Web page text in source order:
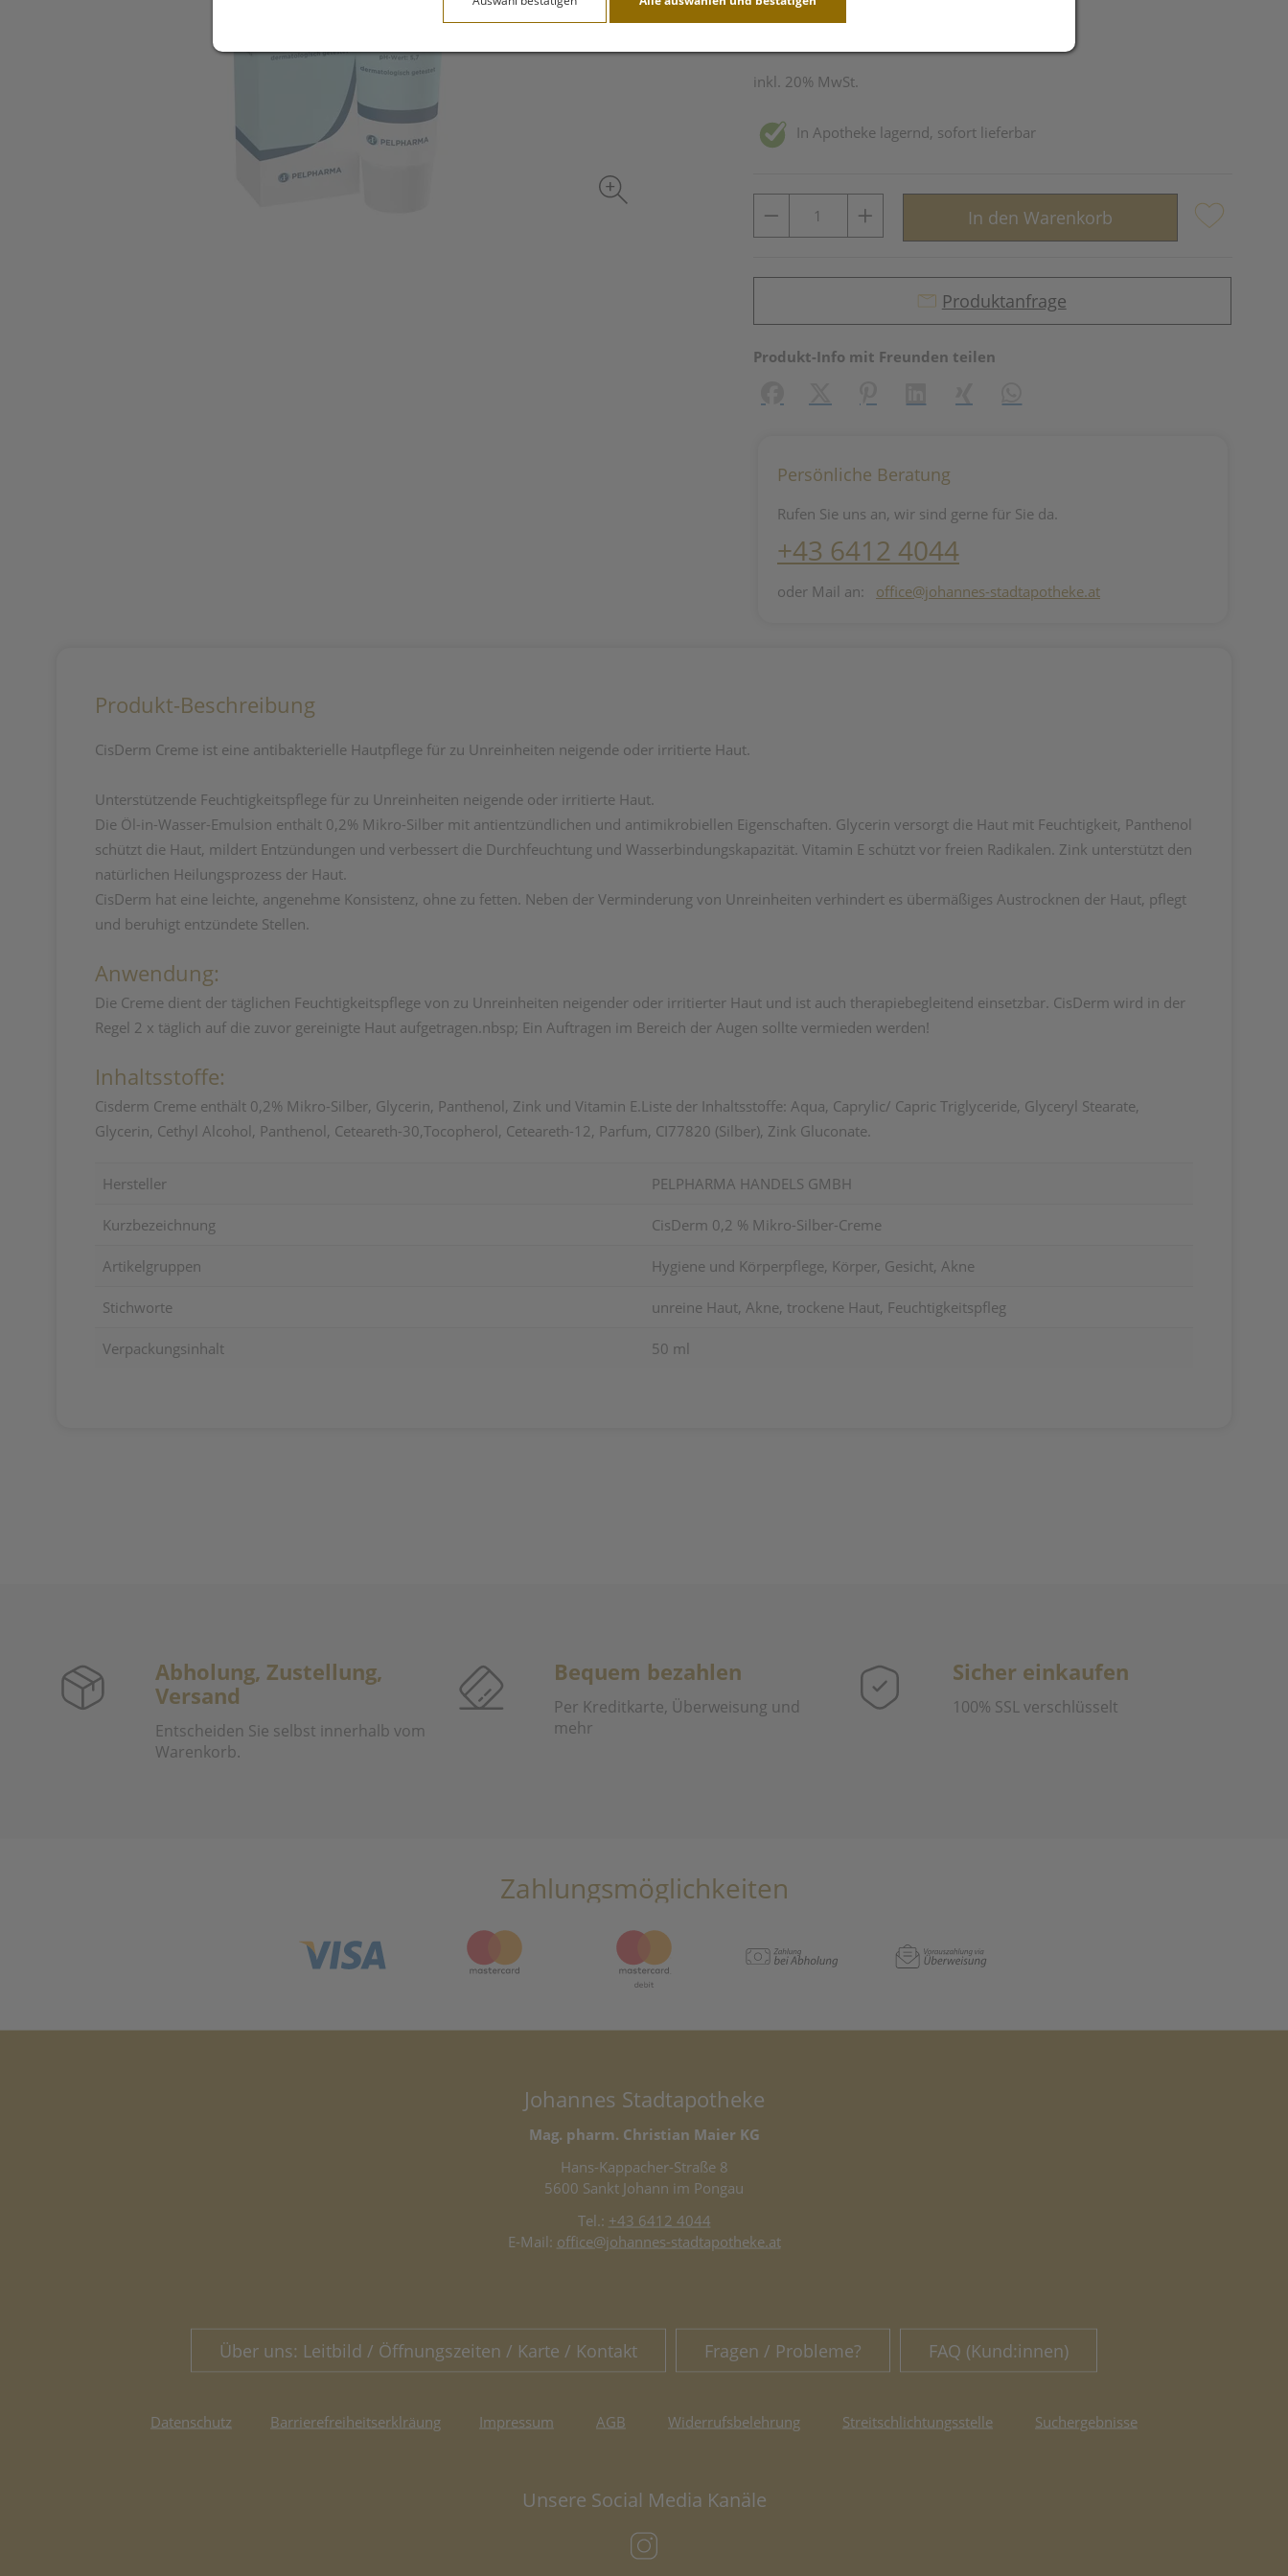
inkl. 20% MwSt.
In Apotheke lagernd, sofort lieferbar
In den Warenkorb
Produktanfrage
Produkt-Info mit Freunden teilen
Persönliche Beratung
Rufen Sie uns an, wir sind gerne für Sie da.
+43 6412 4044
oder Mail an: office@johannes-stadtapotheke.at
Produkt-Beschreibung
CisDerm Creme ist eine antibakterielle Hautpflege für zu Unreinheiten neigende oder irritierte Haut.
Unterstützende Feuchtigkeitspflege für zu Unreinheiten neigende oder irritierte Haut.
Die Öl-in-Wasser-Emulsion enthält 0,2% Mikro-Silber mit antientzündlichen und antimikrobiellen Eigenschaften. Glycerin versorgt die Haut mit Feuchtigkeit, Panthenol
schützt die Haut, mildert Entzündungen und verbessert die Durchfeuchtung und Wasserbindungskapazität. Vitamin E schützt vor freien Radikalen. Zink unterstützt den
natürlichen Heilungsprozess der Haut.
CisDerm hat eine leichte, angenehme Konsistenz, ohne zu fetten. Neben der Verminderung von Unreinheiten verhindert es übermäßiges Austrocknen der Haut, pflegt
und beruhigt entzündete Stellen.
Anwendung:
Die Creme dient der täglichen Feuchtigkeitspflege von zu Unreinheiten neigender oder irritierter Haut und ist auch therapiebegleitend einsetzbar. CisDerm wird in der
Regel 2 x täglich auf die zuvor gereinigte Haut aufgetragen.nbsp; Ein Auftragen im Bereich der Augen sollte vermieden werden!
Inhaltsstoffe:
Cisderm Creme enthält 0,2% Mikro-Silber, Glycerin, Panthenol, Zink und Vitamin E.Liste der Inhaltsstoffe: Aqua, Caprylic/ Capric Triglyceride, Glyceryl Stearate,
Glycerin, Cethyl Alcohol, Panthenol, Ceteareth-30,Tocopherol, Ceteareth-12, Parfum, CI77820 (Silber), Zink Gluconate.
Hersteller PELPHARMA HANDELS GMBH
Kurzbezeichnung CisDerm 0,2 % Mikro-Silber-Creme
Artikelgruppen Hygiene und Körperpflege, Körper, Gesicht, Akne
Stichworte unreine Haut, Akne, trockene Haut, Feuchtigkeitspfleg
Verpackungsinhalt 50 ml
Abholung, Zustellung,
Versand
Entscheiden Sie selbst innerhalb vom
Warenkorb.
Bequem bezahlen
Per Kreditkarte, Überweisung und
mehr
Sicher einkaufen
100% SSL verschlüsselt
Zahlungsmöglichkeiten
Johannes Stadtapotheke
Mag. pharm. Christian Maier KG
Hans-Kappacher-Straße 8
5600 Sankt Johann im Pongau
Tel.: +43 6412 4044
E-Mail: office@johannes-stadtapotheke.at
Über uns: Leitbild / Öffnungszeiten / Karte / Kontakt Fragen / Probleme? FAQ (Kund:innen)
Datenschutz Barrierefreiheitserklräung Impressum AGB Widerrufsbelehrung Streitschlichtungsstelle Suchergebnisse
Unsere Social Media Kanäle